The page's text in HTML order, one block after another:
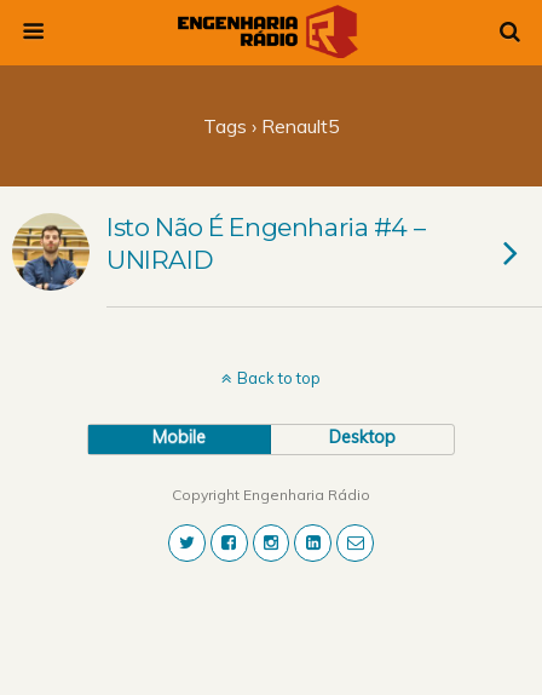
Tags › Renault5
Isto Não É Engenharia #4 –
UNIRAID
Back to top
Mobile Desktop
Copyright Engenharia Rádio